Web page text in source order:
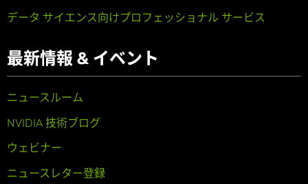
データ サイエンス向けプロフェッショナル サービス
最新情報 & イベント
ニュースルーム
NVIDIA 技術ブログ
ウェビナー
ニュースレター登録